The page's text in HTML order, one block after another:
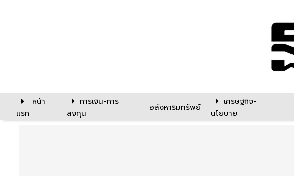
หน้า
แรก
การเงิน-การ
ลงทุน
อสังหาริมทรัพย์
เศรษฐกิจ-
นโยบาย